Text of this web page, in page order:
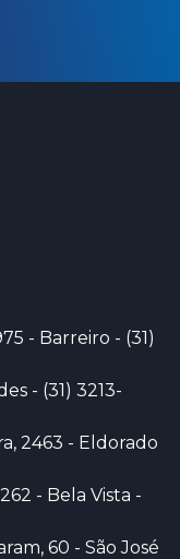
- Barreiro - (31)
- (31) 3213-
2463 - Eldorado
- Bela Vista -
60 - São José